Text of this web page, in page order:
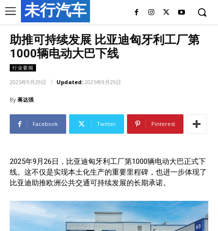
未行汽车
助推可持续发展 比亚迪匈牙利工厂第
1000辆电动大巴下线
行业要闻
2025年9月29日 Updated: 2025年9月29日
By 蒋达强
Facebook Twitter Pinterest
2025年9月26日，比亚迪匈牙利工厂第1000辆电动大巴正式下
线。这不仅是实现本土化生产的重要里程碑，也进一步体现了
比亚迪助推欧洲公共交通可持续发展的长期承诺。